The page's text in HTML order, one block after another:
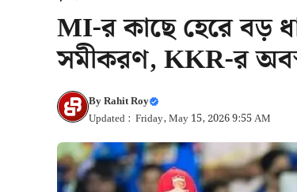
MI-র কাছে হেরে বড়
সমীকরণ, KKR-র
ByRahit Roy
Updated : Friday, May 15, 2026 9:55 AM